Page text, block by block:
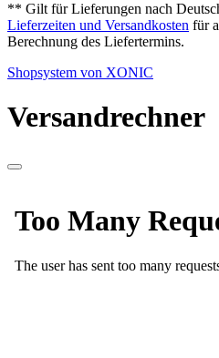
** Gilt für Lieferungen nach
Lieferzeiten und Versandkosten für
Berechnung des Liefertermins.
Shopsystem von XONIC
Versandrechner